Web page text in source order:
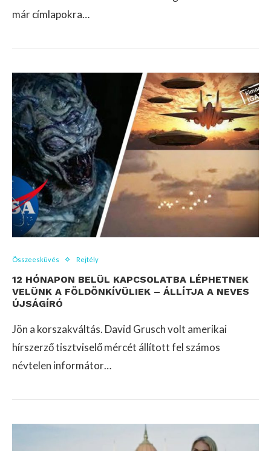
már címlapokra…
Összeesküvés Rejtély
12 HÓNAPON BELÜL KAPCSOLATBA LÉPHETNEK
VELÜNK A FÖLDÖNKÍVÜLIEK – ÁLLÍTJA A NEVES
ÚJSÁGÍRÓ
Jön a korszakváltás. David Grusch volt amerikai
hírszerző tisztviselő mércét állított fel számos
névtelen informátor…